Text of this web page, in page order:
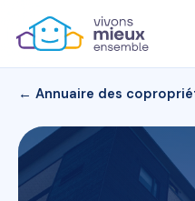
← Annuaire des